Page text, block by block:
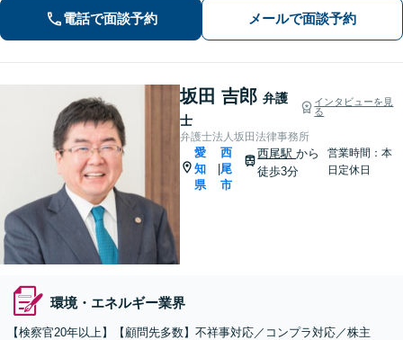
ります。明確な基準を説明します。
電話で面談予約 メールで面談予約
坂田 吉郎 弁護
士
インタビューを見
る
弁護士法人坂田法律事務所
愛
知
県
西
尾
市
西尾駅から
徒歩3分
営業時間：本
日定休日
環境・エネルギー業界
【検察官20年以上】【顧問先多数】不祥事対応／コンプラ対応／株主